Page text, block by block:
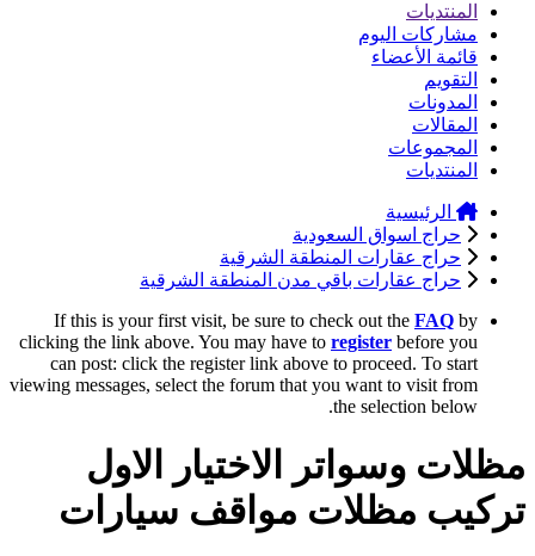
المنتديات
مشاركات اليوم
قائمة الأعضاء
التقويم
المدونات
المقالات
المجموعات
المنتديات
الرئيسية
حراج اسواق السعودية
حراج عقارات المنطقة الشرقية
حراج عقارات باقي مدن المنطقة الشرقية
If this is your first visit, be sure to check out the FAQ by
clicking the link above. You may have to register before you
can post: click the register link above to proceed. To start
viewing messages, select the forum that you want to visit from
the selection below.
مظلات وسواتر الاختيار الاول
تركيب مظلات مواقف سيارات